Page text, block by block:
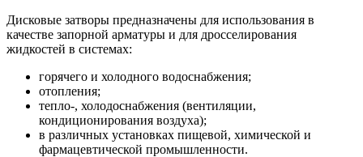
Дисковые затворы предназначены для использования в
качестве запорной арматуры и для дросселирования
жидкостей в системах:
горячего и холодного водоснабжения;
отопления;
тепло-, холодоснабжения (вентиляции,
кондиционирования воздуха);
в различных установках пищевой, химической и
фармацевтической промышленности.